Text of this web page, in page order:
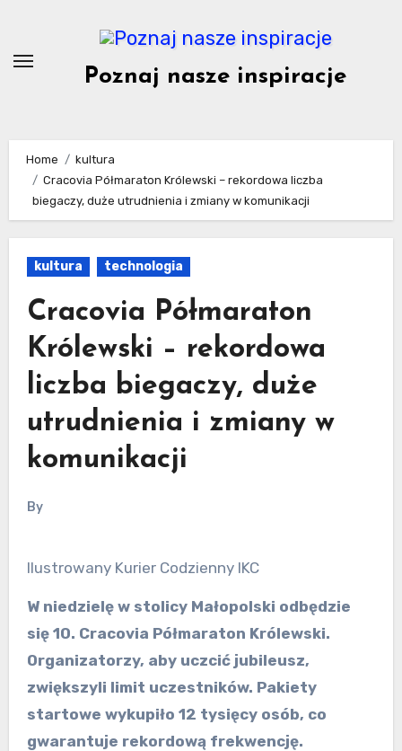
content
Poznaj nasze inspiracje
Home
kultura
Cracovia Półmaraton Królewski – rekordowa liczba
biegaczy, duże utrudnienia i zmiany w komunikacji
kultura technologia
Cracovia Półmaraton
Królewski – rekordowa
liczba biegaczy, duże
utrudnienia i zmiany w
komunikacji
By
Ilustrowany Kurier Codzienny IKC
W niedzielę w stolicy Małopolski odbędzie
się 10. Cracovia Półmaraton Królewski.
Organizatorzy, aby uczcić jubileusz,
zwiększyli limit uczestników. Pakiety
startowe wykupiło 12 tysięcy osób, co
gwarantuje rekordową frekwencję.